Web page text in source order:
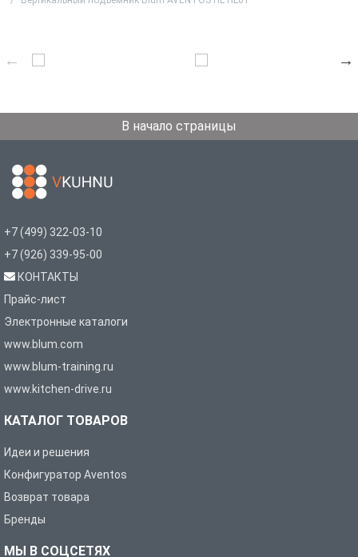
В начало страницы
+7 (499) 322-03-10
+7 (926) 339-95-00
КОНТАКТЫ
Прайс-лист
Электронные каталоги
www.blum.com
www.blum-training.ru
www.kitchen-drive.ru
КАТАЛОГ ТОВАРОВ
Идеи и решения
Конфигуратор Aventos
Возврат товара
Бренды
МЫ В СОЦСЕТЯХ